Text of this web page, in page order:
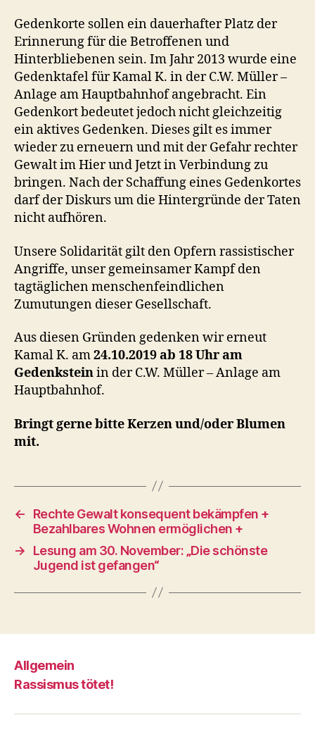
Gedenkorte sollen ein dauerhafter Platz der
Erinnerung für die Betroffenen und
Hinterbliebenen sein. Im Jahr 2013 wurde eine
Gedenktafel für Kamal K. in der C.W. Müller –
Anlage am Hauptbahnhof angebracht. Ein
Gedenkort bedeutet jedoch nicht gleichzeitig
ein aktives Gedenken. Dieses gilt es immer
wieder zu erneuern und mit der Gefahr rechter
Gewalt im Hier und Jetzt in Verbindung zu
bringen. Nach der Schaffung eines Gedenkortes
darf der Diskurs um die Hintergründe der Taten
nicht aufhören.
Unsere Solidarität gilt den Opfern rassistischer
Angriffe, unser gemeinsamer Kampf den
tagtäglichen menschenfeindlichen
Zumutungen dieser Gesellschaft.
Aus diesen Gründen gedenken wir erneut
Kamal K. am24.10.2019 ab 18 Uhr am
Gedenksteinin der C.W. Müller – Anlage am
Hauptbahnhof.
Bringt gerne bitte Kerzen und/oder Blumen
mit.
←
Rechte Gewalt konsequent bekämpfen +
Bezahlbares Wohnen ermöglichen +
→
Lesung am 30. November: „Die schönste
Jugend ist gefangen“
Allgemein
Rassismus tötet!